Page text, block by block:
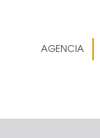
AGENCIA